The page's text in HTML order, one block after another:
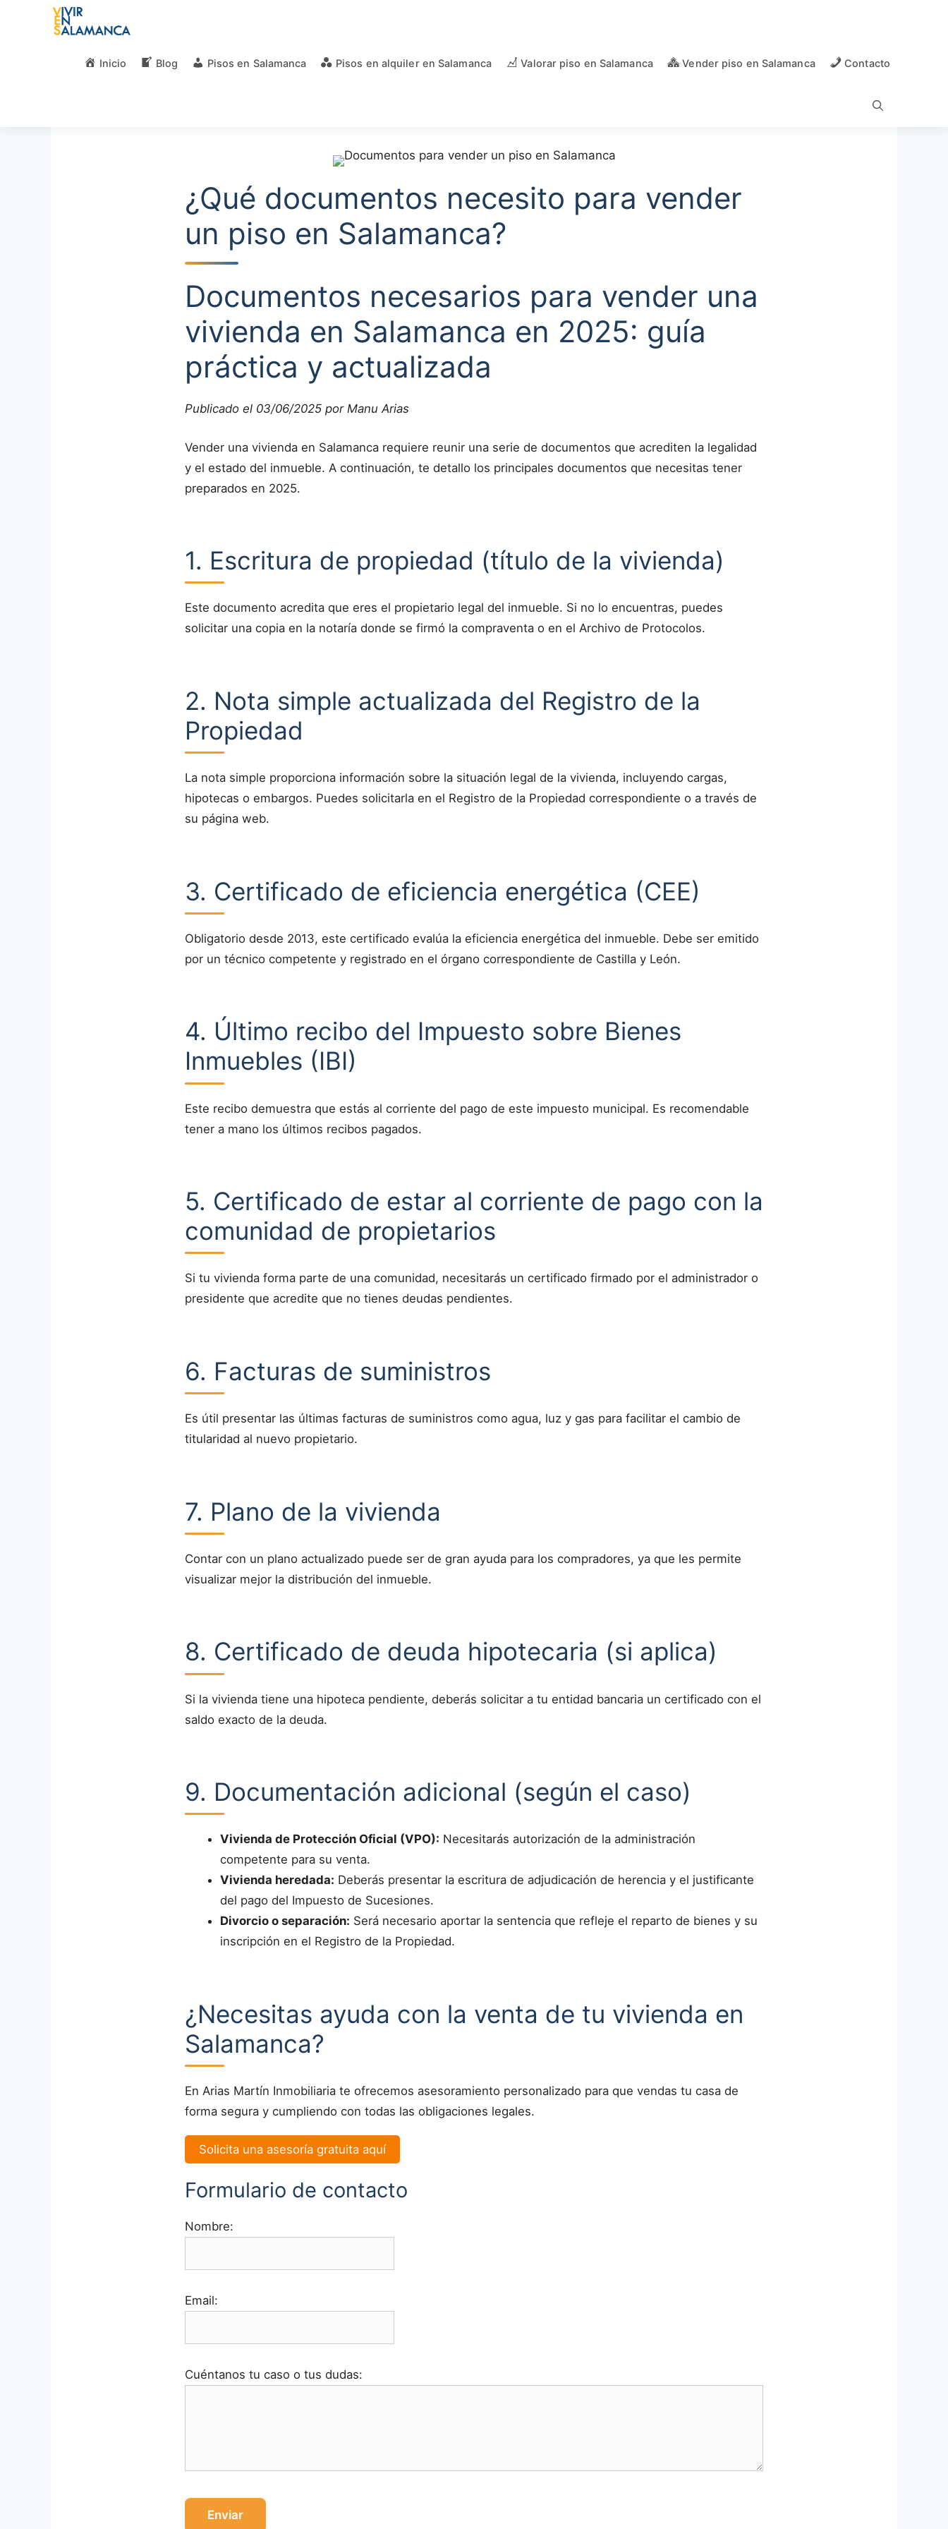
Inicio Blog Pisos en Salamanca Pisos en alquiler en Salamanca Valorar piso en Salamanca Vender piso en Salamanca Contacto
¿Qué documentos necesito para vender
un piso en Salamanca?
Documentos necesarios para vender una
vivienda en Salamanca en 2025: guía
práctica y actualizada
Publicado el 03/06/2025 por Manu Arias
Vender una vivienda en Salamanca requiere reunir una serie de documentos que acrediten la legalidad
y el estado del inmueble. A continuación, te detallo los principales documentos que necesitas tener
preparados en 2025.
1. Escritura de propiedad (título de la vivienda)
Este documento acredita que eres el propietario legal del inmueble. Si no lo encuentras, puedes
solicitar una copia en la notaría donde se firmó la compraventa o en el Archivo de Protocolos.
2. Nota simple actualizada del Registro de la
Propiedad
La nota simple proporciona información sobre la situación legal de la vivienda, incluyendo cargas,
hipotecas o embargos. Puedes solicitarla en el Registro de la Propiedad correspondiente o a través de
su página web.
3. Certificado de eficiencia energética (CEE)
Obligatorio desde 2013, este certificado evalúa la eficiencia energética del inmueble. Debe ser emitido
por un técnico competente y registrado en el órgano correspondiente de Castilla y León.
4. Último recibo del Impuesto sobre Bienes
Inmuebles (IBI)
Este recibo demuestra que estás al corriente del pago de este impuesto municipal. Es recomendable
tener a mano los últimos recibos pagados.
5. Certificado de estar al corriente de pago con la
comunidad de propietarios
Si tu vivienda forma parte de una comunidad, necesitarás un certificado firmado por el administrador o
presidente que acredite que no tienes deudas pendientes.
6. Facturas de suministros
Es útil presentar las últimas facturas de suministros como agua, luz y gas para facilitar el cambio de
titularidad al nuevo propietario.
7. Plano de la vivienda
Contar con un plano actualizado puede ser de gran ayuda para los compradores, ya que les permite
visualizar mejor la distribución del inmueble.
8. Certificado de deuda hipotecaria (si aplica)
Si la vivienda tiene una hipoteca pendiente, deberás solicitar a tu entidad bancaria un certificado con el
saldo exacto de la deuda.
9. Documentación adicional (según el caso)
Vivienda de Protección Oficial (VPO): Necesitarás autorización de la administración
competente para su venta.
Vivienda heredada: Deberás presentar la escritura de adjudicación de herencia y el justificante
del pago del Impuesto de Sucesiones.
Divorcio o separación: Será necesario aportar la sentencia que refleje el reparto de bienes y su
inscripción en el Registro de la Propiedad.
¿Necesitas ayuda con la venta de tu vivienda en
Salamanca?
En Arias Martín Inmobiliaria te ofrecemos asesoramiento personalizado para que vendas tu casa de
forma segura y cumpliendo con todas las obligaciones legales.
Solicita una asesoría gratuita aquí
Formulario de contacto
Nombre:
Email:
Cuéntanos tu caso o tus dudas: